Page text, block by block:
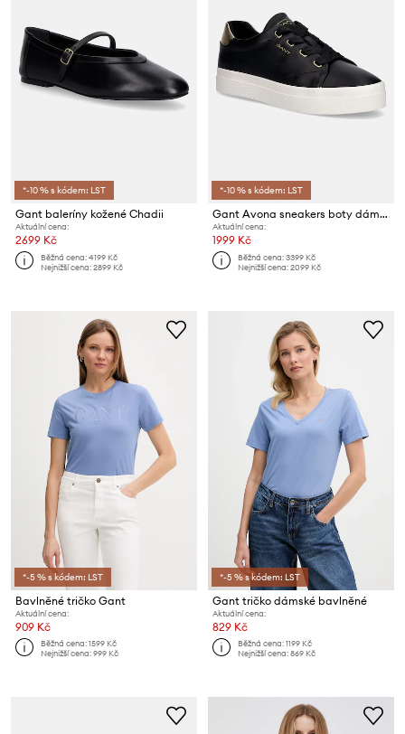
*-10 % s kódem: LST
Gant baleríny kožené Chadii
Aktuální cena:
2699 Kč
Běžná cena:4199 Kč
Nejnižší cena:2899 Kč
*-10 % s kódem: LST
Gant Avona sneakers boty dámské kožené
Aktuální cena:
1999 Kč
Běžná cena:3399 Kč
Nejnižší cena:2099 Kč
*-5 % s kódem: LST
Bavlněné tričko Gant
Aktuální cena:
909 Kč
Běžná cena:1599 Kč
Nejnižší cena:999 Kč
*-5 % s kódem: LST
Gant tričko dámské bavlněné
Aktuální cena:
829 Kč
Běžná cena:1199 Kč
Nejnižší cena:869 Kč